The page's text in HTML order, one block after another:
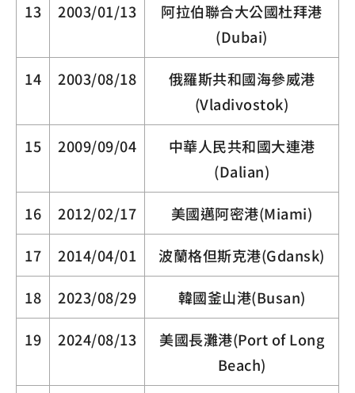
13 2003/01/13
阿拉伯聯合大公國杜拜港
(Dubai)
14 2003/08/18
俄羅斯共和國海參威港
(Vladivostok)
15 2009/09/04
中華人民共和國大連港
(Dalian)
16 2012/02/17 美國邁阿密港(Miami)
17 2014/04/01 波蘭格但斯克港(Gdansk)
18 2023/08/29 韓國釜山港(Busan)
19 2024/08/13
美國長灘港(Port of Long
Beach)